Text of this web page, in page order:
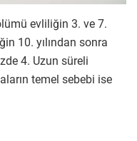
evliliğin 3. ve 7.
10. yılından sonra
4. Uzun süreli
temel sebebi ise